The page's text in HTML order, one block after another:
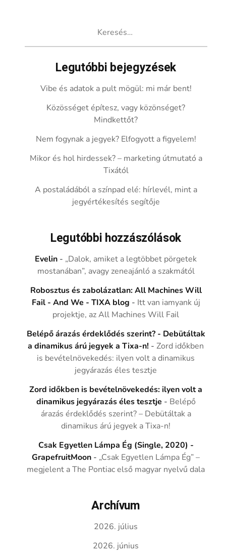
Legutóbbi bejegyzések
Vibe és adatok a pult mögül: mi már bent!
Közösséget építesz, vagy közönséget?
Mindkettőt?
Nem fogynak a jegyek? Elfogyott a figyelem!
Mikor és hol hirdessek? – marketing útmutató a
Tixától
A postaládából a színpad elé: hírlevél, mint a
jegyértékesítés segítője
Legutóbbi hozzászólások
Evelin - „Dalok, amiket a legtöbbet pörgetek
mostanában”, avagy zeneajánló a szakmától
Robosztus és zabolázatlan: All Machines Will
Fail - And We - TIXA blog - Itt van iamyank új
projektje, az All Machines Will Fail
Belépő árazás érdeklődés szerint? - Debütáltak
a dinamikus árú jegyek a Tixa-n! -Zord időkben
is bevételnövekedés: ilyen volt a dinamikus
jegyárazás éles tesztje
Zord időkben is bevételnövekedés: ilyen volt a
dinamikus jegyárazás éles tesztje - Belépő
árazás érdeklődés szerint? – Debütáltak a
dinamikus árú jegyek a Tixa-n!
Csak Egyetlen Lámpa Ég (Single, 2020) -
GrapefruitMoon - „Csak Egyetlen Lámpa Ég” –
megjelent a The Pontiac első magyar nyelvű dala
Archívum
2026. július
2026. június